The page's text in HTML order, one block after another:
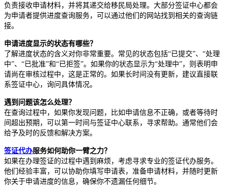
负责接收申请材料，并将其递交给移民局处理。大部分签证中心都会
为申请者提供进度查询服务，可以通过他们的网站找到相关的查询链
接。
申请进度显示的状态有哪些？
了解进度状态的含义对你非常重要。常见的状态包括“已提交”、“处理
中”、“已批准”和“已拒签”。如果你的状态显示为“处理中”，则表明申
请尚在审核过程中，这是正常的。如果长时间没有更新，建议直接联
系签证中心，询问具体情况。
遇到问题该怎么处理？
在查询过程中，如果你发现问题，比如申请信息不正确，或者等待时
间超出预期，可以第一时间与签证中心联系，寻求帮助。通常他们会
给予及时的反馈和解决方案。
签证代办服务如何助你一臂之力？
如果在办理签证的过程中遇到麻烦，考虑寻求专业的签证代办服务。
他们经验丰富，可以协助你填写申请表，准备申请材料，并随时更新
你关于申请进度的信息，确保你不遗漏任何细节。